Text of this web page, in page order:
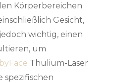
Körperbereichen
Gesicht,
wichtig, einen
um
Thulium-Laser
spezifischen